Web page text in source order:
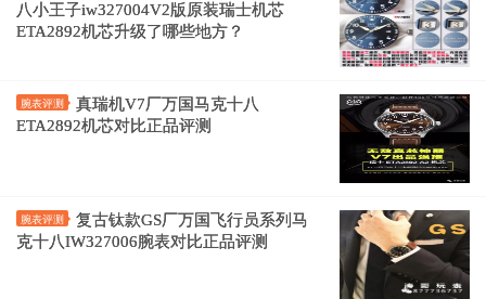
八小王子iw327004V2版原装瑞士机芯
ETA2892机芯升级了哪些地方？
腕表评测
真瑞机V7厂万国马克十八
ETA2892机芯对比正品评测
腕表评测
复古钛款GS厂万国飞行员系列马
克十八IW327006腕表对比正品评测